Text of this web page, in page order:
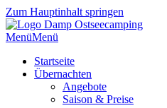
Zum Hauptinhalt springen
MenüMenü
Startseite
Übernachten
Angebote
Saison & Preise